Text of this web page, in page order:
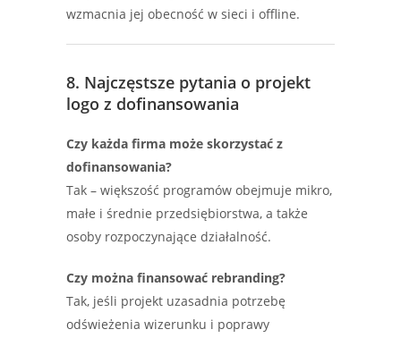
wzmacnia jej obecność w sieci i offline.
8. Najczęstsze pytania o projekt
logo z dofinansowania
Czy każda firma może skorzystać z
dofinansowania?
Tak – większość programów obejmuje mikro,
małe i średnie przedsiębiorstwa, a także
osoby rozpoczynające działalność.
Czy można finansować rebranding?
Tak, jeśli projekt uzasadnia potrzebę
odświeżenia wizerunku i poprawy